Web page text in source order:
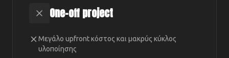
One-off project
Μεγάλο upfront κόστος και μακρύς κύκλος
υλοποίησης